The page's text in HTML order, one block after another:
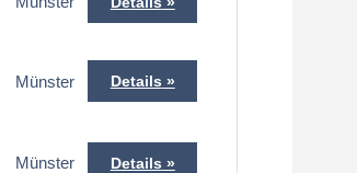
Münster Details
Münster Details